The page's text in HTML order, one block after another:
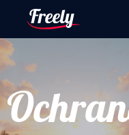
Přejít
k
hlavnímu
obsahu